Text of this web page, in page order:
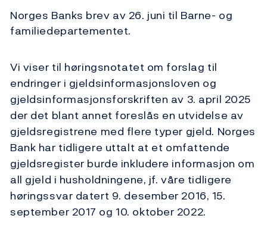
Norges Banks brev av 26. juni til Barne- og
familiedepartementet.
Vi viser til høringsnotatet om forslag til
endringer i gjeldsinformasjonsloven og
gjeldsinformasjonsforskriften av 3. april 2025
der det blant annet foreslås en utvidelse av
gjeldsregistrene med flere typer gjeld. Norges
Bank har tidligere uttalt at et omfattende
gjeldsregister burde inkludere informasjon om
all gjeld i husholdningene, jf. våre tidligere
høringssvar datert 9. desember 2016, 15.
september 2017 og 10. oktober 2022.